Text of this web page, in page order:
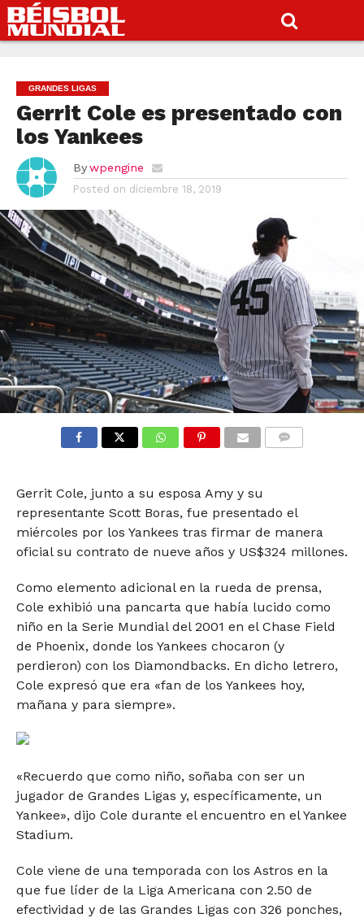
GRANDES LIGAS
Gerrit Cole es presentado con
los Yankees
By wpengine
Posted on diciembre 18, 2019
Gerrit Cole, junto a su esposa Amy y su
representante Scott Boras, fue presentado el
miércoles por los Yankees tras firmar de manera
oficial su contrato de nueve años y US$324 millones.
Como elemento adicional en la rueda de prensa,
Cole exhibió una pancarta que había lucido como
niño en la Serie Mundial del 2001 en el Chase Field
de Phoenix, donde los Yankees chocaron (y
perdieron) con los Diamondbacks. En dicho letrero,
Cole expresó que era «fan de los Yankees hoy,
mañana y para siempre».
«Recuerdo que como niño, soñaba con ser un
jugador de Grandes Ligas y, específicamente, un
Yankee», dijo Cole durante el encuentro en el Yankee
Stadium.
Cole viene de una temporada con los Astros en la
que fue líder de la Liga Americana con 2.50 de
efectividad y de las Grandes Ligas con 326 ponches,